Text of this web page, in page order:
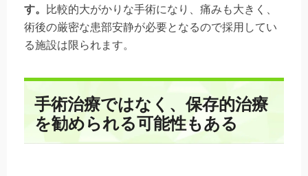
す。
比較的大がかりな手術になり、痛みも大きく、
術後の厳密な患部安静が必要となるので採用してい
る施設は限られます。
手術治療ではなく、保存的治療
を勧められる可能性もある